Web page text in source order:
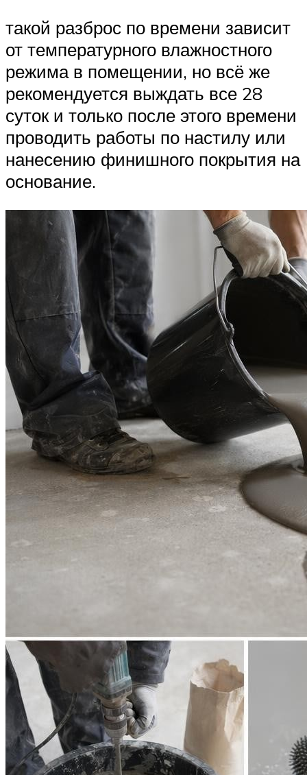
такой разброс по времени зависит
от температурного влажностного
режима в помещении, но всё же
рекомендуется выждать все 28
суток и только после этого времени
проводить работы по настилу или
нанесению финишного покрытия на
основание.